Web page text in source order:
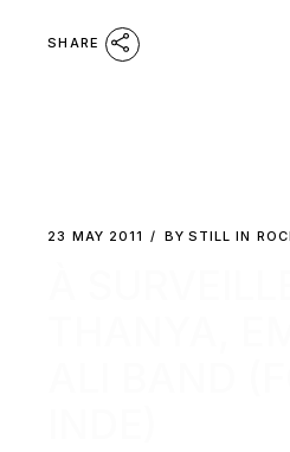
SHARE
23 MAY 2011 BY STILL IN